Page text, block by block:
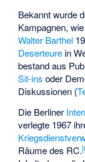
Bekannt wurde
Kampagnen,
Walter Barthel
Deserteure in
bestand aus
Sit-ins oder
Diskussionen (
Die Berliner
verlegte 1967
Räume des RC.[